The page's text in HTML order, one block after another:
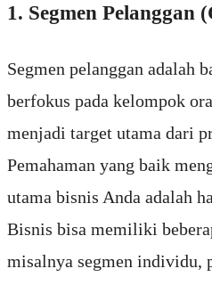
1. Segmen Pelanggan
Segmen pelanggan adalah
berfokus pada kelompok
menjadi target utama dari
Pemahaman yang baik
utama bisnis Anda adalah
Bisnis bisa memiliki
misalnya segmen individu,